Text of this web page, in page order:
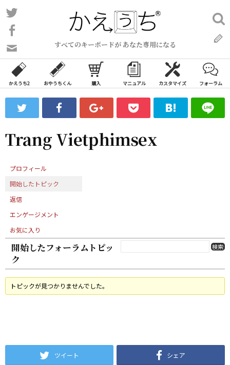
コ
ン
ン
ツ
ス
ッ
プ
すべてのキーボードが あなた専用になる
い
合
わ
フ
ォ
ム
検
索:
かえうち2 おやうちくん 購入 マニュアル カスタマイズ フォーラム
Trang Vietphimsex
プロフィール
開始したトピック
返信
エンゲージメント
お気に入り
開始したフォーラムトピッ
ク
トピックが見つかりませんでした。
ツイート シェア